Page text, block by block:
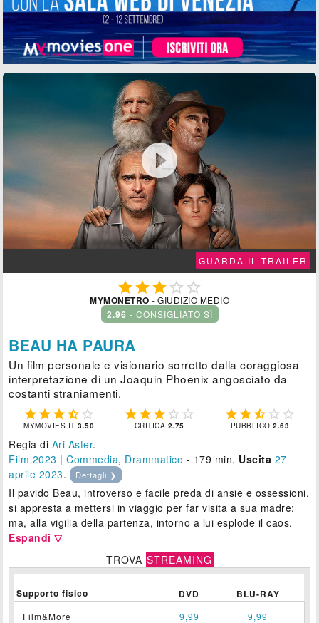

GUARDA IL TRAILER
  
MYMONETRO - GIUDIZIO MEDIO
2.96 - CONSIGLIATO SÌ
BEAU HA PAURA
Un film personale e visionario sorretto dalla coraggiosa
interpretazione di un Joaquin Phoenix angosciato da
costanti straniamenti.
    
MYMOVIES.IT3.50
    
CRITICA 2.75
    
PUBBLICO2.63
Regia di Ari Aster.
Film 2023 |Commedia, Drammatico - 179 min. Uscita 27
aprile 2023. Dettagli ❯
Il pavido Beau, introverso e facile preda di ansie e ossessioni,
si appresta a mettersi in viaggio per far visita a sua madre;
ma, alla vigilia della partenza, intorno a lui esplode il caos.
Espandi ▽
TROVA STREAMING
Supporto fisico DVD BLU-RAY
Film&More 9,99 9,99